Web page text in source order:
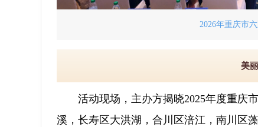
2026年重庆市
美
活动现场，主办方揭晓2025年度重庆
溪，长寿区大洪湖，合川区涪江，南川区